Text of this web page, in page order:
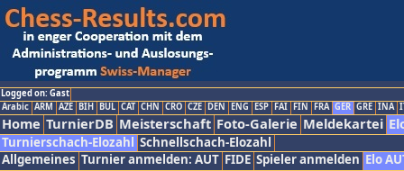
Logged on: Gast
Arabic ARM AZE BIH BUL CAT CHN CRO CZE DEN ENG ESP FAI FIN FRA GER GRE INA
Home TurnierDB Meisterschaft Foto-Galerie Meldekartei
Turnierschach-Elozahl Schnellschach-Elozahl
Allgemeines Turnier anmelden: AUT FIDE Spieler anmelden Elo